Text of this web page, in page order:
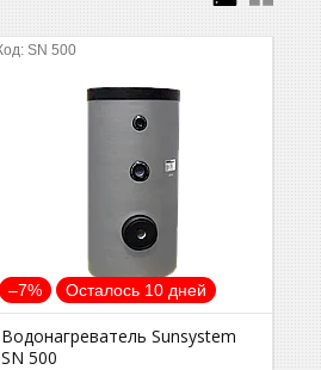
SN 500
–7% Осталось 10 дней
Водонагреватель Sunsystem
SN 500